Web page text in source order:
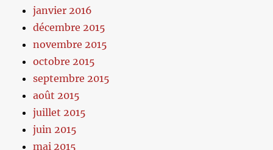
janvier 2016
décembre 2015
novembre 2015
octobre 2015
septembre 2015
août 2015
juillet 2015
juin 2015
mai 2015